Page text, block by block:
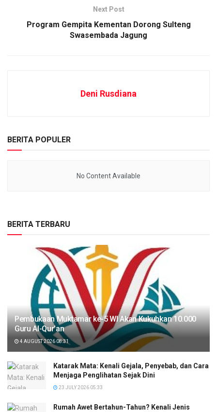
Next Post
Program Gempita Kementan Dorong Sulteng
Swasembada Jagung
Deni Rusdiana
BERITA POPULER
No Content Available
BERITA TERBARU
Pembukaan Muktamar ke-5 WI Akan Kukuhkan 10.000
Guru Al-Qur’an
4 AUGUST 2026 08:31
Katarak Mata: Kenali Gejala, Penyebab, dan Cara
Menjaga Penglihatan Sejak Dini
23 JULY 2026 05:33
Rumah Awet Bertahun-Tahun? Kenali Jenis